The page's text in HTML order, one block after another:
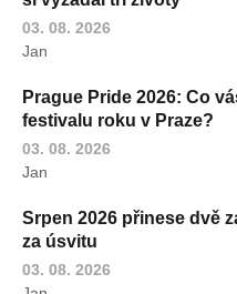
03. 08. 2026
Jan
Prague Pride 2026: Co
festivalu roku v Praze?
03. 08. 2026
Jan
Srpen 2026 přinese dvě
za úsvitu
03. 08. 2026